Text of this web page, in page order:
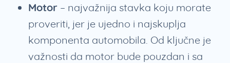
Motor – najvažnija stavka koju morate
proveriti, jer je ujedno i najskuplja
komponenta automobila. Od ključne je
važnosti da motor bude pouzdan i sa